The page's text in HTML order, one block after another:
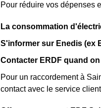
Pour réduire vos dépenses
La consommation
S'informer sur Enedis (ex
Contacter ERDF quand
Pour un raccordement à
contact avec le service